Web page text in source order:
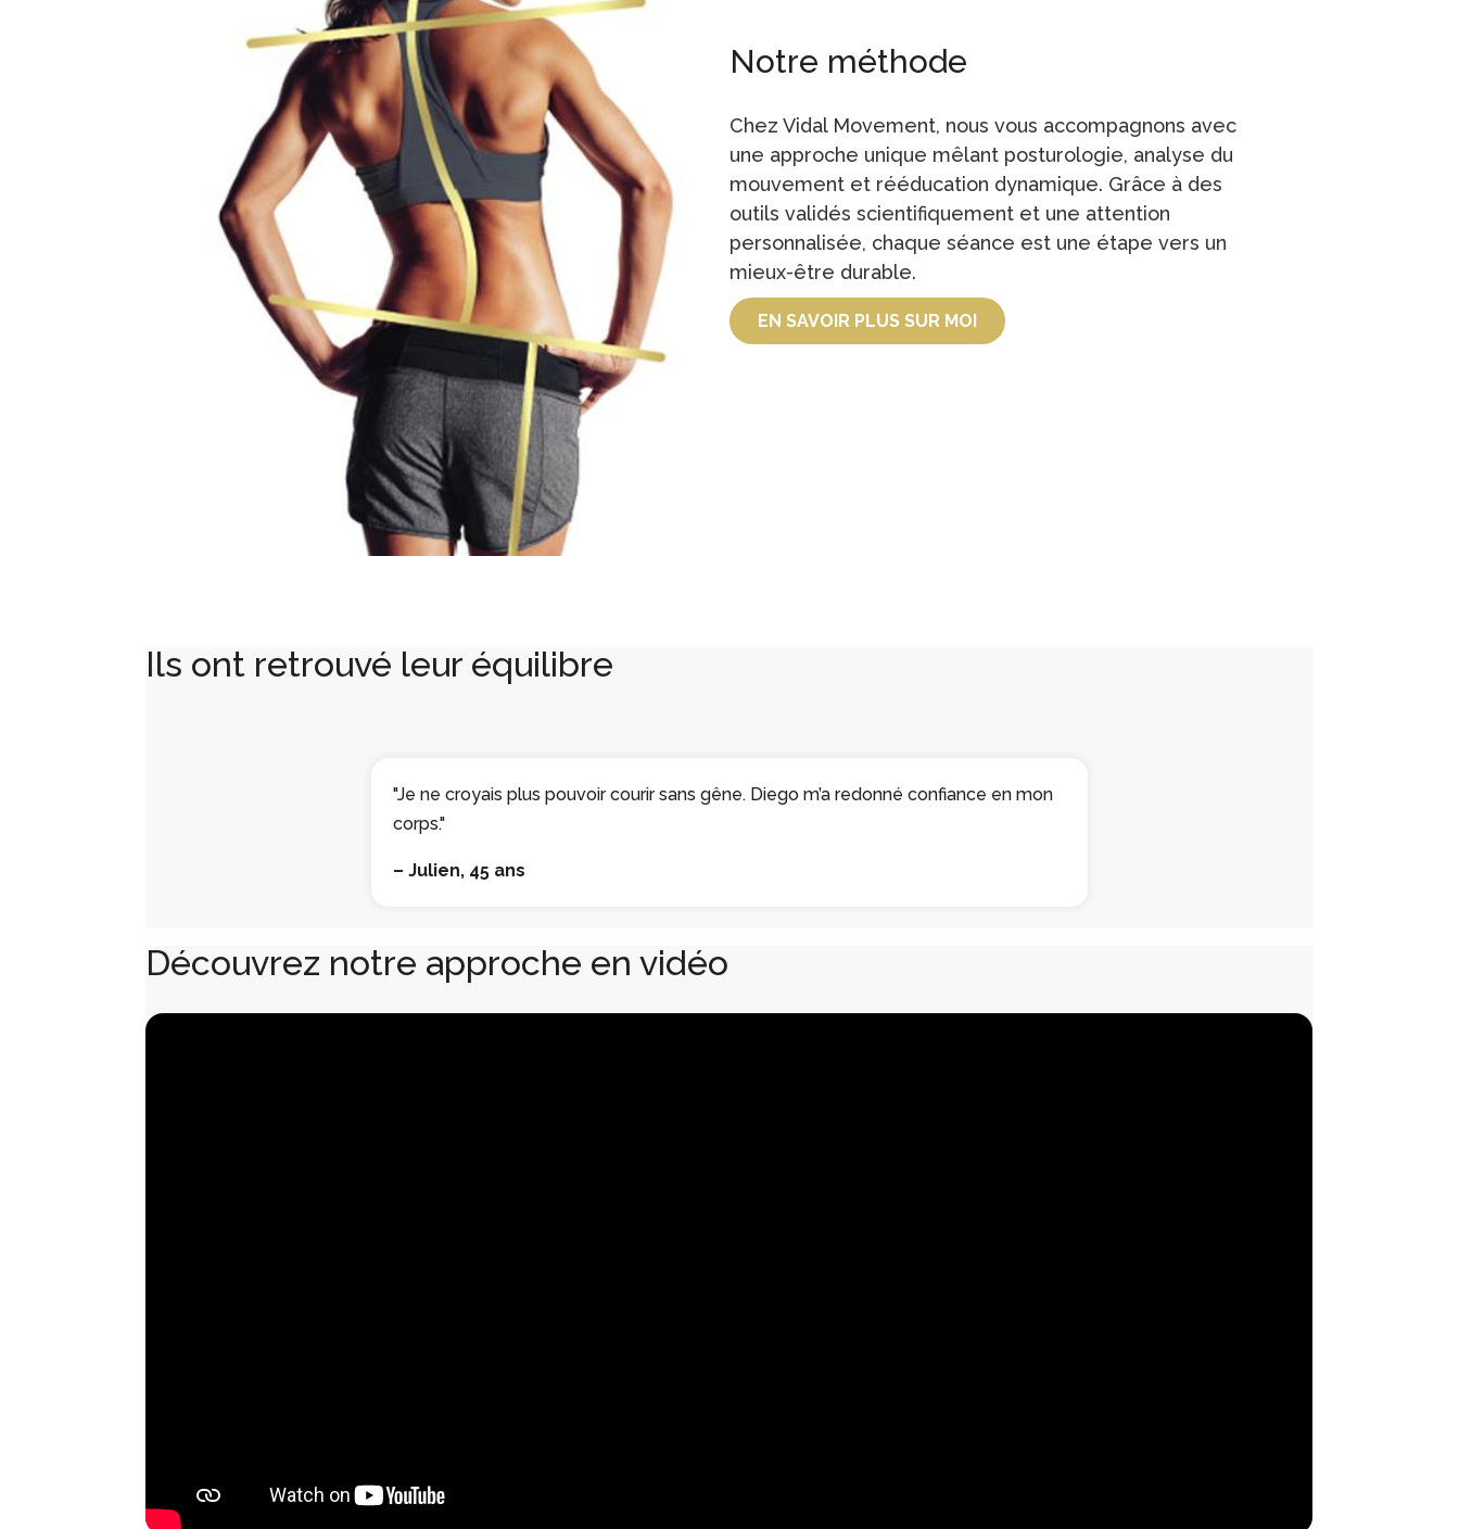
Notre méthode
Chez Vidal Movement, nous vous accompagnons avec
une approche unique mêlant posturologie, analyse du
mouvement et rééducation dynamique. Grâce à des
outils validés scientifiquement et une attention
personnalisée, chaque séance est une étape vers un
mieux-être durable.
EN SAVOIR PLUS SUR MOI
Ils ont retrouvé leur équilibre
"Je ne croyais plus pouvoir courir sans gêne. Diego m’a redonné confiance en mon
corps."
– Julien, 45 ans
Découvrez notre approche en vidéo